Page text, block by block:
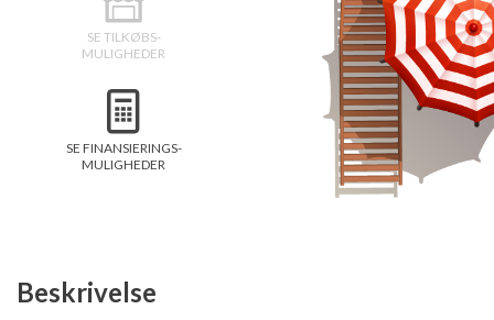
Isabella Opstillingsvejledninger
GPDR - Optagelse af foto og video
GPDR - KG Camping Kundeklub
SE TILKØBS-
MULIGHEDER
SE FINANSIERINGS-
MULIGHEDER
Beskrivelse